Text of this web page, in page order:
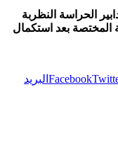
الحراسة النظربة
المختصة بعد استكمال
Facebook البريد